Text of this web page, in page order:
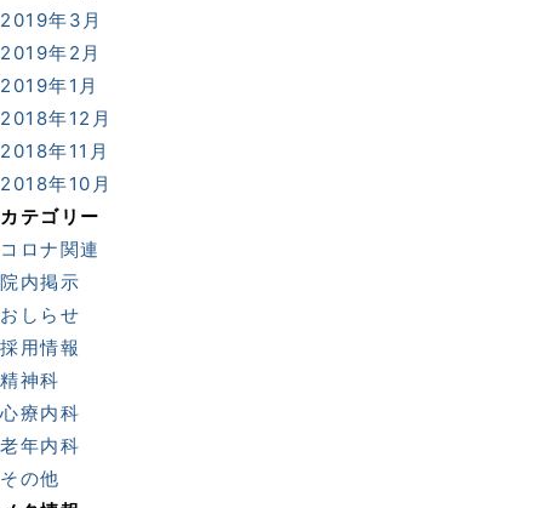
2019年3月
2019年2月
2019年1月
2018年12月
2018年11月
2018年10月
カテゴリー
コロナ関連
院内掲示
おしらせ
採用情報
精神科
心療内科
老年内科
その他